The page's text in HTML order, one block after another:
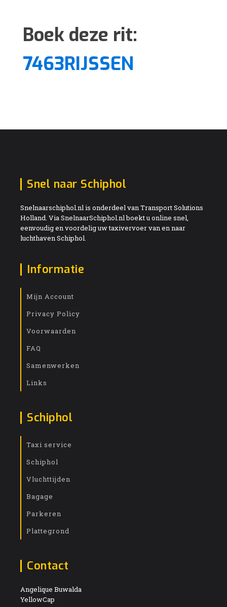
Boek deze rit:
7463RIJSSEN
Snel naar Schiphol
Snelnaarschiphol.nl is onderdeel van Transport Solutions
Holland. Via SnelnaarSchiphol.nl boekt u online snel,
eenvoudig en voordelig uw taxivervoer van en naar
luchthaven Schiphol.
Informatie
Mijn Account
Privacy Policy
Voorwaarden
FAQ
Samenwerken
Links
Schiphol
Taxi service
Schiphol
Vluchttijden
Bagage
Parkeren
Plattegrond
Contact
Angelique Buwalda
YellowCap